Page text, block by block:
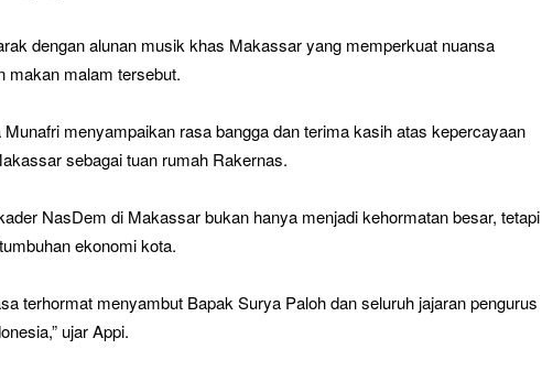
dengan alunan musik khas Makassar yang memperkuat nuansa
makan malam tersebut.
menyampaikan rasa bangga dan terima kasih atas kepercayaan
sebagai tuan rumah Rakernas.
NasDem di Makassar bukan hanya menjadi kehormatan besar, tetapi
ekonomi kota.
terhormat menyambut Bapak Surya Paloh dan seluruh jajaran pengurus
ujar Appi.